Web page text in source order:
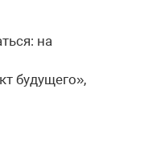
на
будущего»,